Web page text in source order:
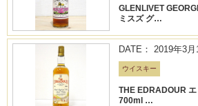
GLENLIVET
ミスズ グ…
DATE： 2019年3月
ウイスキー
THE EDRADOUR
700ml …